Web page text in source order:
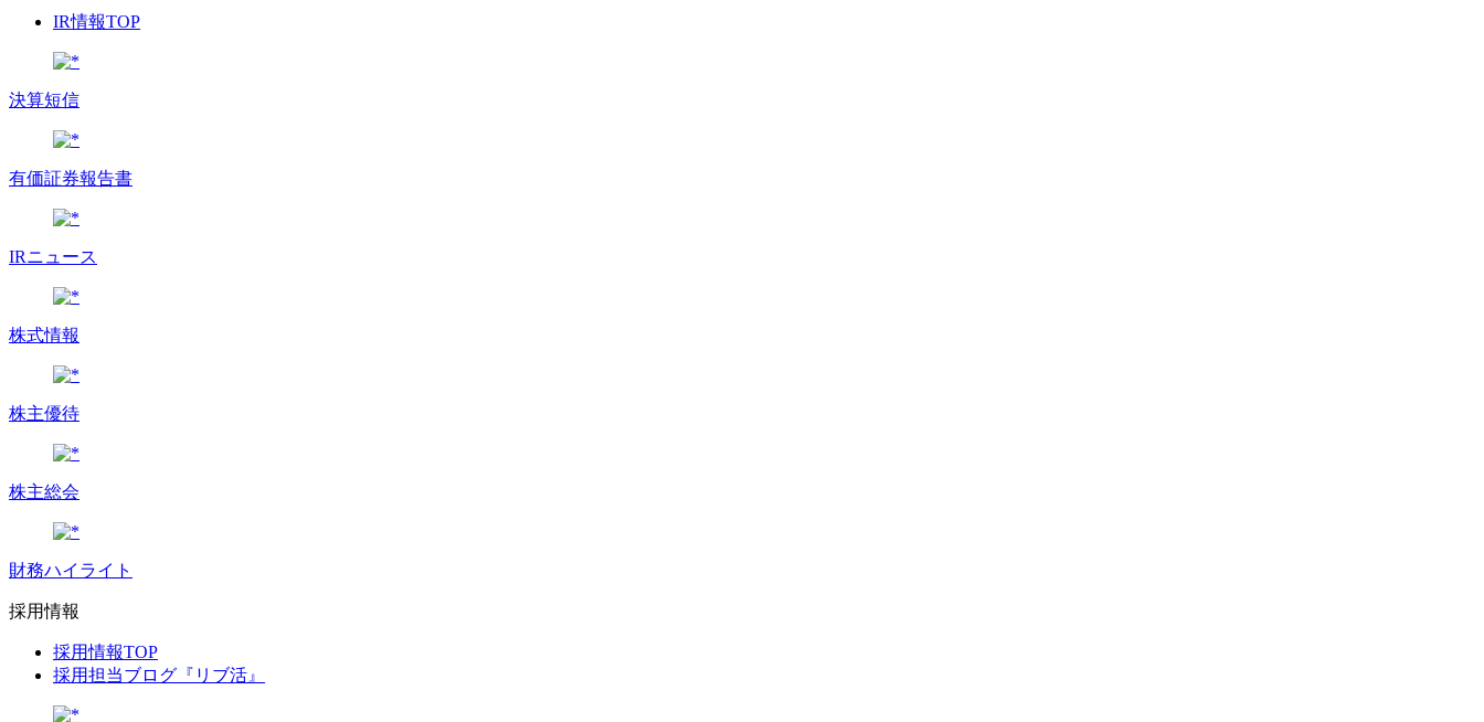
IR情報TOP
決算短信
有価証券報告書
IRニュース
株式情報
株主優待
株主総会
財務ハイライト
採用情報
採用情報TOP
採用担当ブログ『リブ活』